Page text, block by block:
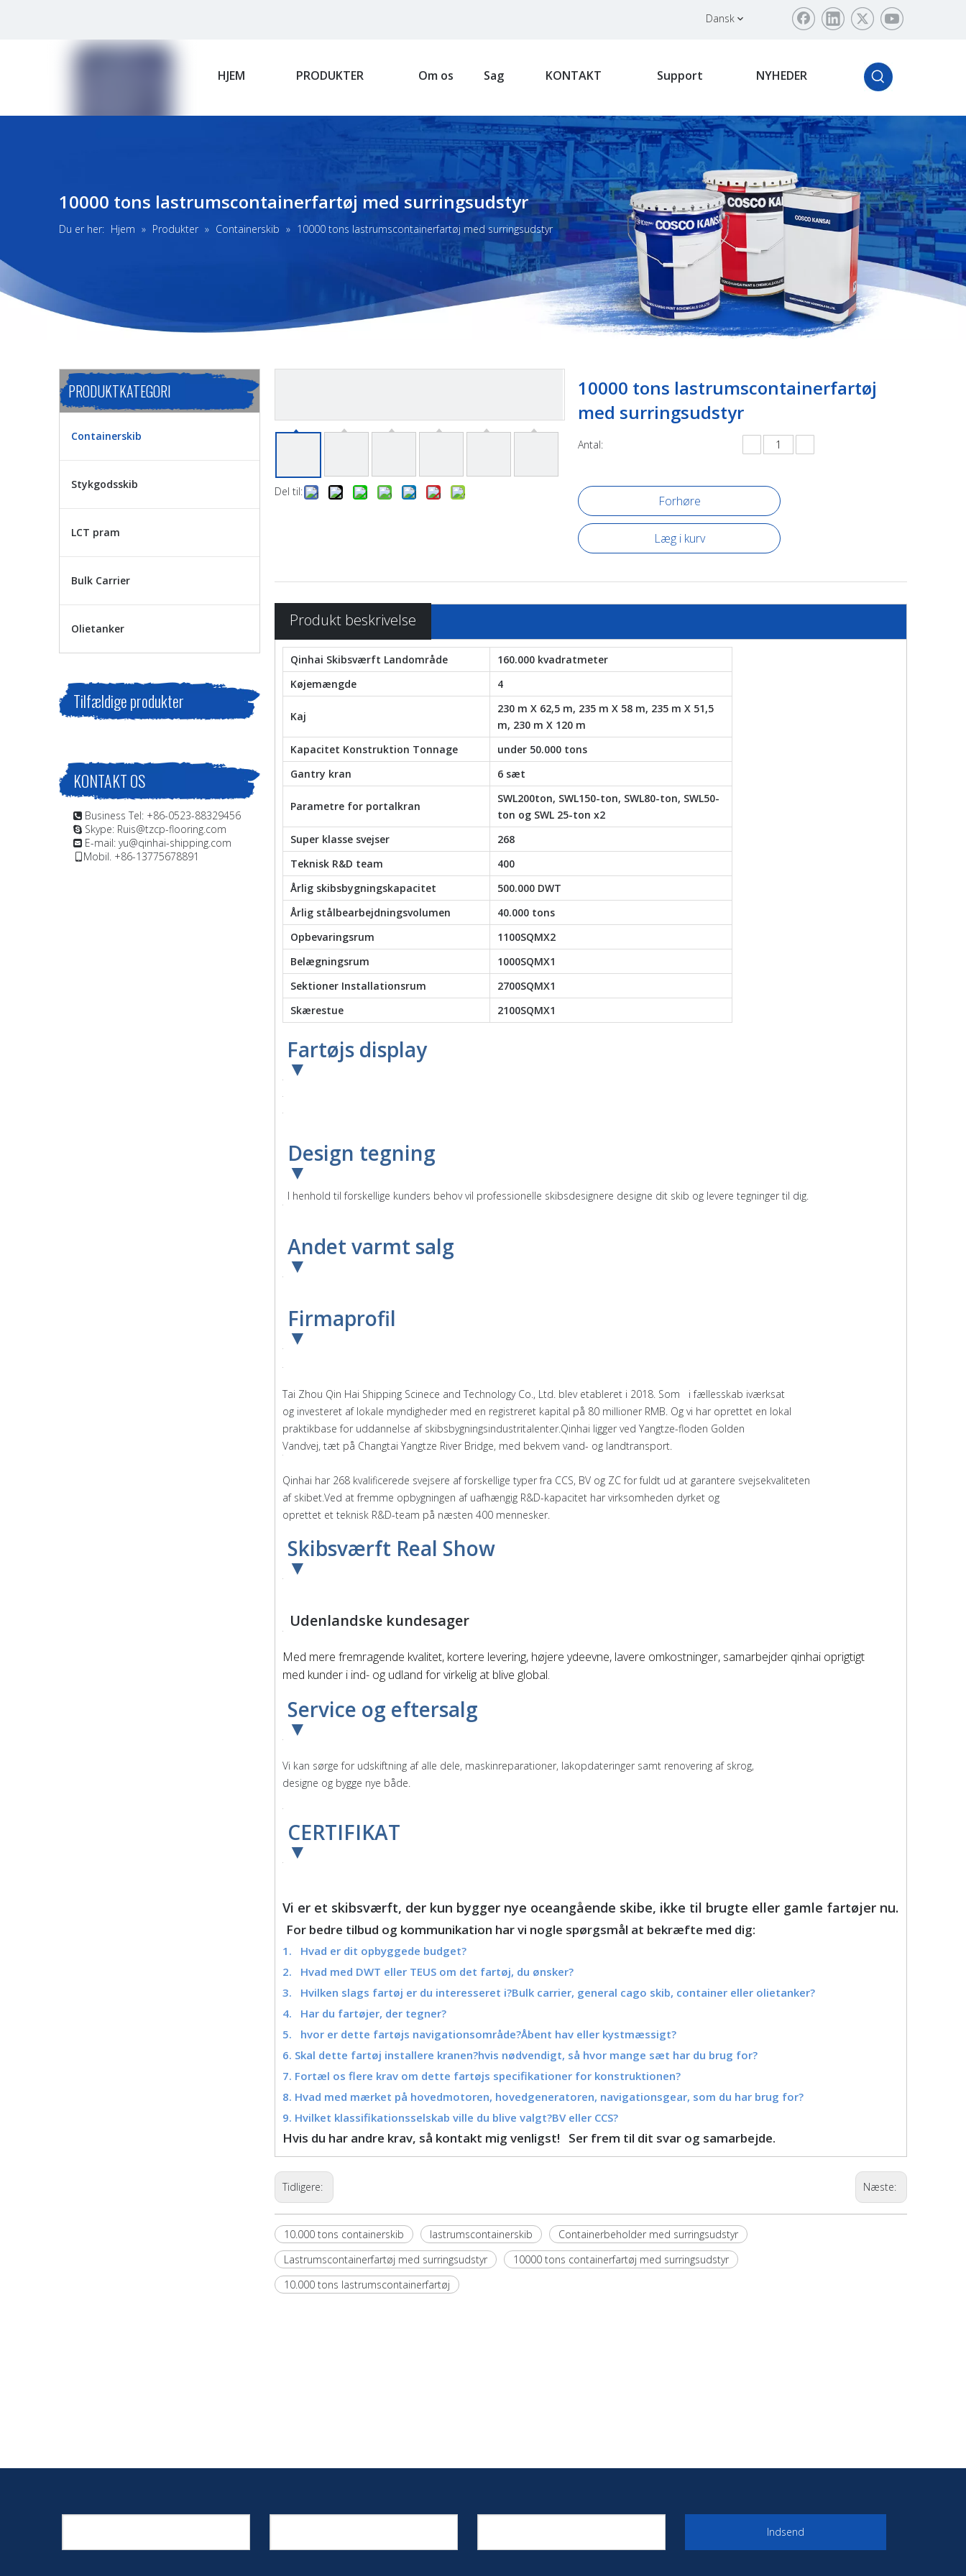
Dansk
HJEM PRODUKTER Om os Sag KONTAKT Support NYHEDER
10000 tons lastrumscontainerfartøj med surringsudstyr
Du er her: Hjem » Produkter » Containerskib » 10000 tons lastrumscontainerfartøj med surringsudstyr
PRODUKTKATEGORI
Containerskib
Stykgodsskib
LCT pram
Bulk Carrier
Olietanker
Tilfældige produkter
KONTAKT OS
 Business Tel: +86-0523-88329456
 Skype: Ruis@tzcp-flooring.com
 E-mail: yu@qinhai-shipping.com
Mobil. +86-13775678891
Del til:
10000 tons lastrumscontainerfartøj
med surringsudstyr
Antal:
Forhøre
Læg i kurv
Produkt beskrivelse
Qinhai Skibsværft Landområde
160.000 kvadratmeter
Køjemængde
4
Kaj
230 m X 62,5 m, 235 m X 58 m, 235 m X 51,5
m, 230 m X 120 m
Kapacitet Konstruktion Tonnage
under 50.000 tons
Gantry kran
6 sæt
Parametre for portalkran
SWL200ton, SWL150-ton, SWL80-ton, SWL50-
ton og SWL 25-ton x2
Super klasse svejser
268
Teknisk R&D team
400
Årlig skibsbygningskapacitet
500.000 DWT
Årlig stålbearbejdningsvolumen
40.000 tons
Opbevaringsrum
1100SQMX2
Belægningsrum
1000SQMX1
Sektioner Installationsrum
2700SQMX1
Skærestue
2100SQMX1
Fartøjs display
▼
Design tegning
▼
I henhold til forskellige kunders behov vil professionelle skibsdesignere designe dit skib og levere tegninger til dig.
Andet varmt salg
▼
Firmaprofil
▼
Tai Zhou Qin Hai Shipping Scinece and Technology Co., Ltd. blev etableret i 2018. Som i fællesskab iværksat
og investeret af lokale myndigheder med en registreret kapital på 80 millioner RMB. Og vi har oprettet en lokal
praktikbase for uddannelse af skibsbygningsindustritalenter.Qinhai ligger ved Yangtze-floden Golden
Vandvej, tæt på Changtai Yangtze River Bridge, med bekvem vand- og landtransport.
Qinhai har 268 kvalificerede svejsere af forskellige typer fra CCS, BV og ZC for fuldt ud at garantere svejsekvaliteten
af skibet.Ved at fremme opbygningen af ​​uafhængig R&D-kapacitet har virksomheden dyrket og
oprettet et teknisk R&D-team på næsten 400 mennesker.
Skibsværft Real Show
▼
Udenlandske kundesager
Med mere fremragende kvalitet, kortere levering, højere ydeevne, lavere omkostninger, samarbejder qinhai oprigtigt
med kunder i ind- og udland for virkelig at blive global.
Service og eftersalg
▼
Vi kan sørge for udskiftning af alle dele, maskinreparationer, lakopdateringer samt renovering af skrog,
designe og bygge nye både.
CERTIFIKAT
▼
Vi er et skibsværft, der kun bygger nye oceangående skibe, ikke til brugte eller gamle fartøjer nu.
For bedre tilbud og kommunikation har vi nogle spørgsmål at bekræfte med dig:
1. Hvad er dit opbyggede budget?
2. Hvad med DWT eller TEUS om det fartøj, du ønsker?
3. Hvilken slags fartøj er du interesseret i?Bulk carrier, general cago skib, container eller olietanker?
4. Har du fartøjer, der tegner?
5. hvor er dette fartøjs navigationsområde?Åbent hav eller kystmæssigt?
6. Skal dette fartøj installere kranen?hvis nødvendigt, så hvor mange sæt har du brug for?
7. Fortæl os flere krav om dette fartøjs specifikationer for konstruktionen?
8. Hvad med mærket på hovedmotoren, hovedgeneratoren, navigationsgear, som du har brug for?
9. Hvilket klassifikationsselskab ville du blive valgt?BV eller CCS?
Hvis du har andre krav, så kontakt mig venligst! Ser frem til dit svar og samarbejde.
Tidligere: Næste:
10.000 tons containerskib lastrumscontainerskib
Containerbeholder med surringsudstyr
Lastrumscontainerfartøj med surringsudstyr
10000 tons containerfartøj med surringsudstyr
10.000 tons lastrumscontainerfartøj
Indsend